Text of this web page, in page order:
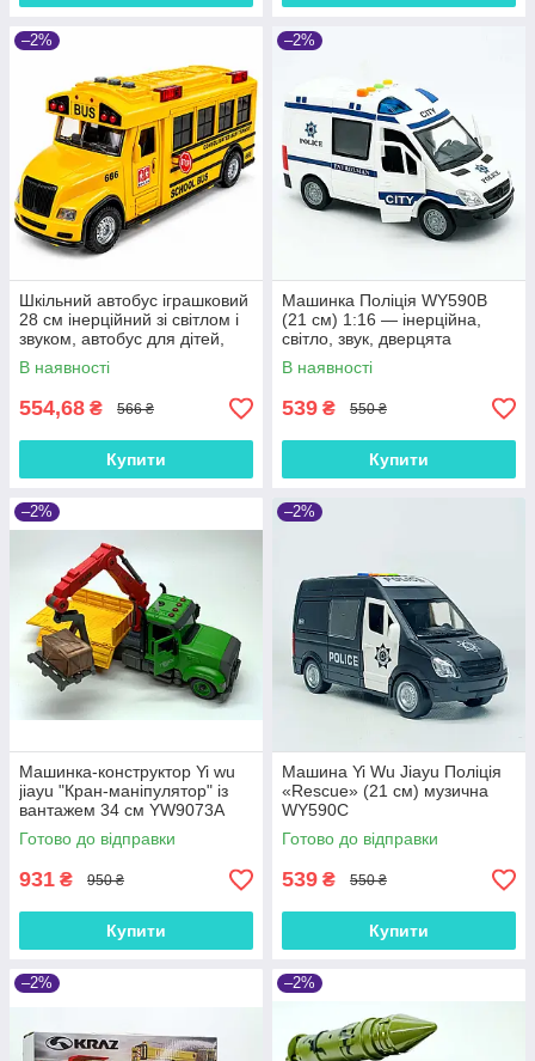
–2%
Шкільний автобус іграшковий
28 см інерційний зі світлом і
звуком, автобус для дітей,
відчиняються двері, гумові
шини, 666-31Q
В наявності
554,68 ₴ 566 ₴
Купити
–2%
Машинка Поліція WY590B
(21 см) 1:16 — інерційна,
світло, звук, дверцята
В наявності
539 ₴ 550 ₴
Купити
–2%
Машинка-конструктор Yi wu
jiayu "Кран-маніпулятор" із
вантажем 34 см YW9073A
Готово до відправки
931 ₴ 950 ₴
Купити
–2%
Машина Yi Wu Jiayu Поліція
«Rescue» (21 см) музична
WY590C
Готово до відправки
539 ₴ 550 ₴
Купити
–2% –2%